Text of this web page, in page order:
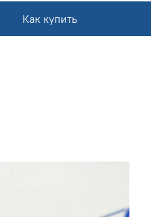
Как купить